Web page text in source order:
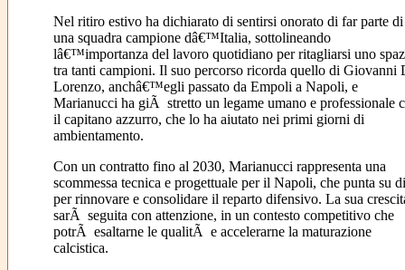
Nel ritiro estivo ha dichiarato di sentirsi onorato di far parte di
una squadra campione dâ€™Italia, sottolineando
lâ€™importanza del lavoro quotidiano per ritagliarsi uno
tra tanti campioni. Il suo percorso ricorda quello di Giovanni
Lorenzo, anchâ€™egli passato da Empoli a Napoli, e
Marianucci ha giÃ stretto un legame umano e professionale
il capitano azzurro, che lo ha aiutato nei primi giorni di
ambientamento.
Con un contratto fino al 2030, Marianucci rappresenta una
scommessa tecnica e progettuale per il Napoli, che punta su
per rinnovare e consolidare il reparto difensivo. La sua
sarÃ seguita con attenzione, in un contesto competitivo che
potrÃ esaltarne le qualitÃ e accelerarne la maturazione
calcistica.